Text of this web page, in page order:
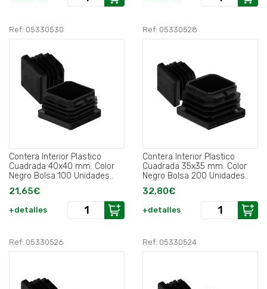
Ref: 05330530
Contera Interior Plastico
Cuadrada 40x40 mm. Color
Negro Bolsa 100 Unidades..
21,65€
+detalles
Ref: 05330528
Contera Interior Plastico
Cuadrada 35x35 mm. Color
Negro Bolsa 200 Unidades..
32,80€
+detalles
Ref: 05330526 Ref: 05330524